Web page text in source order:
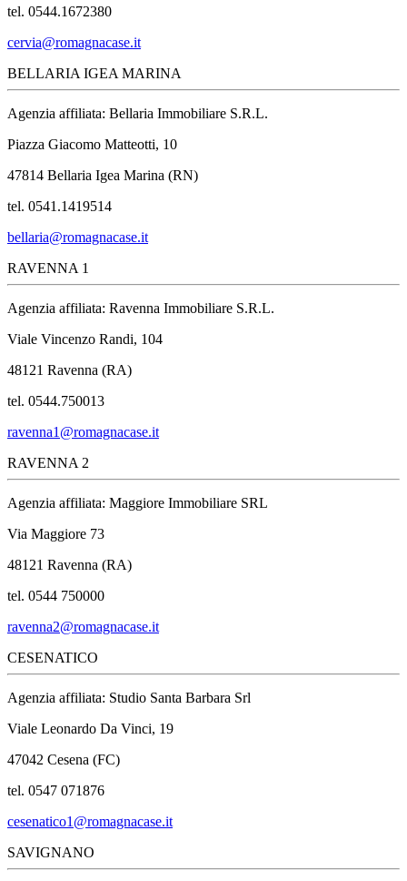
tel. 0544.1672380
cervia@romagnacase.it
BELLARIA IGEA MARINA
Agenzia affiliata: Bellaria Immobiliare S.R.L.
Piazza Giacomo Matteotti, 10
47814 Bellaria Igea Marina (RN)
tel. 0541.1419514
bellaria@romagnacase.it
RAVENNA 1
Agenzia affiliata: Ravenna Immobiliare S.R.L.
Viale Vincenzo Randi, 104
48121 Ravenna (RA)
tel. 0544.750013
ravenna1@romagnacase.it
RAVENNA 2
Agenzia affiliata: Maggiore Immobiliare SRL
Via Maggiore 73
48121 Ravenna (RA)
tel. 0544 750000
ravenna2@romagnacase.it
CESENATICO
Agenzia affiliata: Studio Santa Barbara Srl
Viale Leonardo Da Vinci, 19
47042 Cesena (FC)
tel. 0547 071876
cesenatico1@romagnacase.it
SAVIGNANO